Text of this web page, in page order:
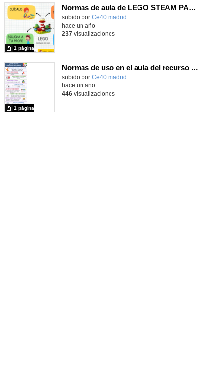
Normas de aula de LEGO STEAM PARK _ Tamaño A3
subido por Ce40 madrid
1 página
hace un año
237visualizaciones
Normas de uso en el aula del recurso True True (tamaño A3)
subido por Ce40 madrid
1 página
hace un año
446visualizaciones